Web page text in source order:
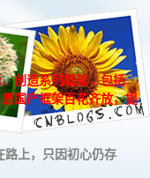
创造系列框架，包括
愿国产框架百花齐放，提
上，只因初心仍存